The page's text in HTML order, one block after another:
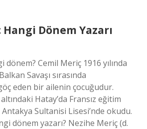
Dönem Yazarı
dönem? Cemil Meriç 1916 yılında
Savaşı sırasında
eden bir ailenin çocuğudur.
Hatay’da Fransız eğitim
Sultanisi Lisesi’nde okudu.
dönem yazarı? Nezihe Meriç (d.